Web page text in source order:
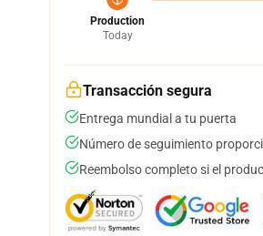
Production
Today
Transacción segura
Entrega mundial a tu puerta
Número de seguimiento
Reembolso completo si el